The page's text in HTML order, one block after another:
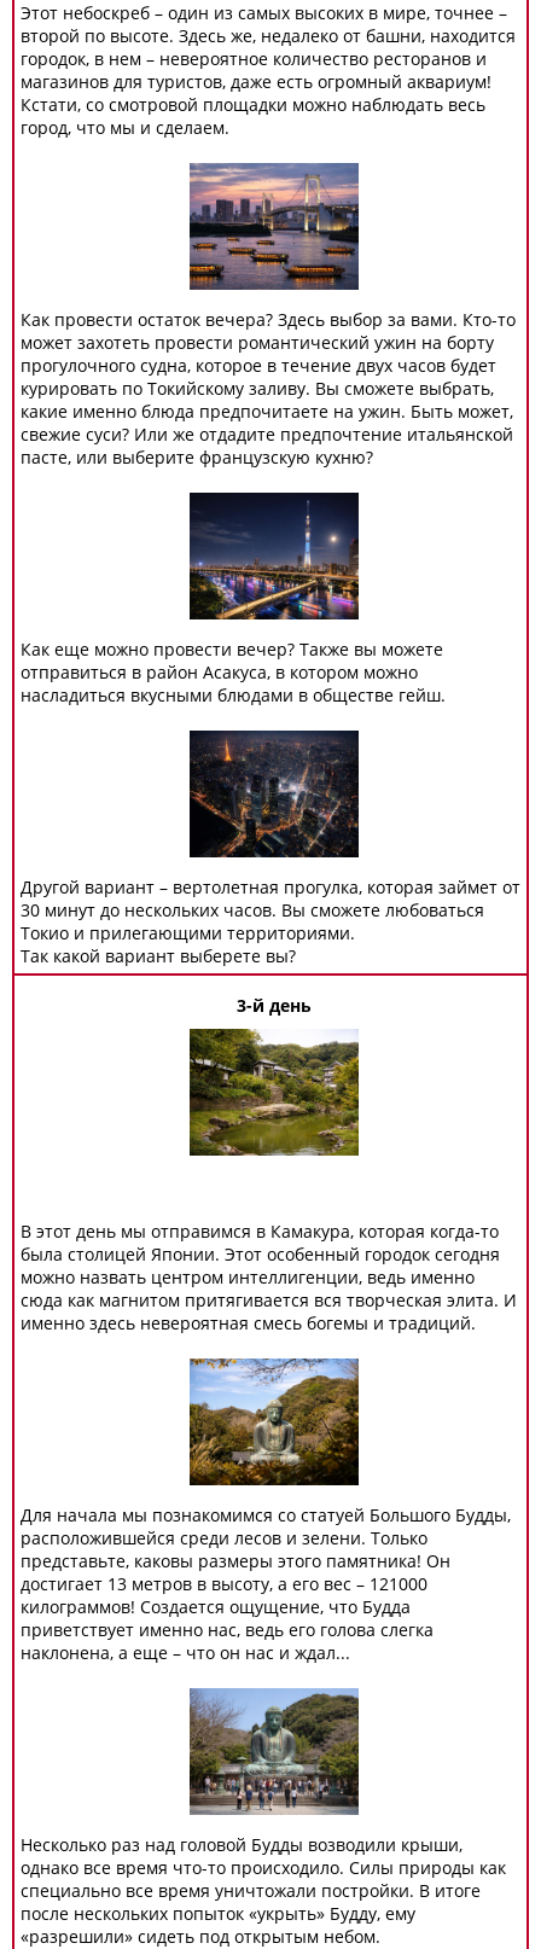
Этот небоскреб – один из самых высоких в мире, точнее –
второй по высоте. Здесь же, недалеко от башни, находится
городок, в нем – невероятное количество ресторанов и
магазинов для туристов, даже есть огромный аквариум!
Кстати, со смотровой площадки можно наблюдать весь
город, что мы и сделаем.
Как провести остаток вечера? Здесь выбор за вами. Кто-то
может захотеть провести романтический ужин на борту
прогулочного судна, которое в течение двух часов будет
курировать по Токийскому заливу. Вы сможете выбрать,
какие именно блюда предпочитаете на ужин. Быть может,
свежие суси? Или же отдадите предпочтение итальянской
пасте, или выберите французскую кухню?
Как еще можно провести вечер? Также вы можете
отправиться в район Асакуса, в котором можно
насладиться вкусными блюдами в обществе гейш.
Другой вариант – вертолетная прогулка, которая займет от
30 минут до нескольких часов. Вы сможете любоваться
Токио и прилегающими территориями.
Так какой вариант выберете вы?
3-й день
В этот день мы отправимся в Камакура, которая когда-то
была столицей Японии. Этот особенный городок сегодня
можно назвать центром интеллигенции, ведь именно
сюда как магнитом притягивается вся творческая элита. И
именно здесь невероятная смесь богемы и традиций.
Для начала мы познакомимся со статуей Большого Будды,
расположившейся среди лесов и зелени. Только
представьте, каковы размеры этого памятника! Он
достигает 13 метров в высоту, а его вес – 121000
килограммов! Создается ощущение, что Будда
приветствует именно нас, ведь его голова слегка
наклонена, а еще – что он нас и ждал...
Несколько раз над головой Будды возводили крыши,
однако все время что-то происходило. Силы природы как
специально все время уничтожали постройки. В итоге
после нескольких попыток «укрыть» Будду, ему
«разрешили» сидеть под открытым небом.